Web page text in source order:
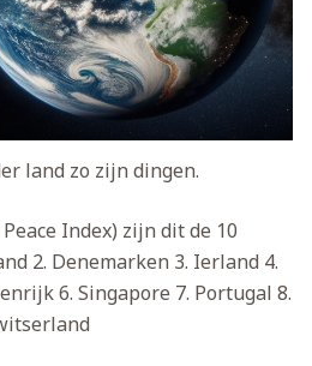
land zo zijn dingen.
Index) zijn dit de 10
2. Denemarken 3. Ierland 4.
6. Singapore 7. Portugal 8.